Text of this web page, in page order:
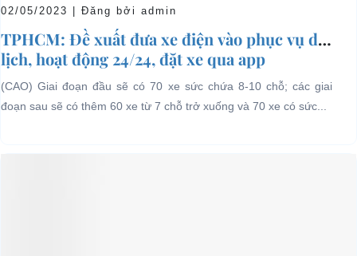
02/05/2023 | Đăng bởi admin
TPHCM: Đề xuất đưa xe điện vào phục vụ du
lịch, hoạt động 24/24, đặt xe qua app
(CAO) Giai đoạn đầu sẽ có 70 xe sức chứa 8-10 chỗ; các giai
đoạn sau sẽ có thêm 60 xe từ 7 chỗ trở xuống và 70 xe có sức...